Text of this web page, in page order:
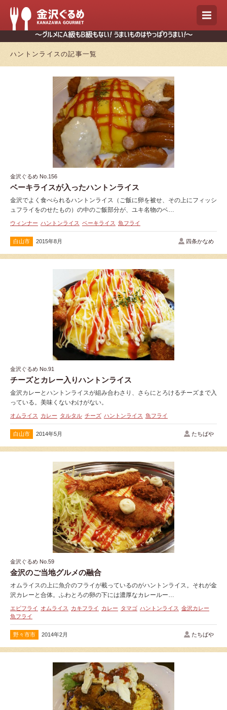
ハントンライスの記事一覧
金沢ぐるめ No.156
ベーキライスが入ったハントンライス
金沢でよく食べられるハントンライス（ご飯に卵を被せ、その上にフィッシ
ュフライをのせたもの）の中のご飯部分が、ユキ名物のベ…
ウィンナー ハントンライス ベーキライス 魚フライ
白山市 2015年8月 四条かなめ
金沢ぐるめ No.91
チーズとカレー入りハントンライス
金沢カレーとハントンライスが組み合わさり、さらにとろけるチーズまで入
っている。美味くないわけがない。
オムライス カレー タルタル チーズ ハントンライス 魚フライ
白山市 2014年5月 たちばや
金沢ぐるめ No.59
金沢のご当地グルメの融合
オムライスの上に魚介のフライが載っているのがハントンライス。それが金
沢カレーと合体。ふわとろの卵の下には濃厚なカレールー…
エビフライ オムライス カキフライ カレー タマゴ ハントンライス 金沢カレー
魚フライ
野々市市 2014年2月 たちばや